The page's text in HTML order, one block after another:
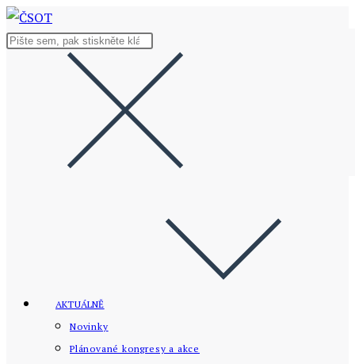
Přejít
k
Hledat
AKTUÁLNĚ
Novinky
Plánované kongresy a akce